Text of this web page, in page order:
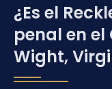
¿Es el
penal en el
Wight,